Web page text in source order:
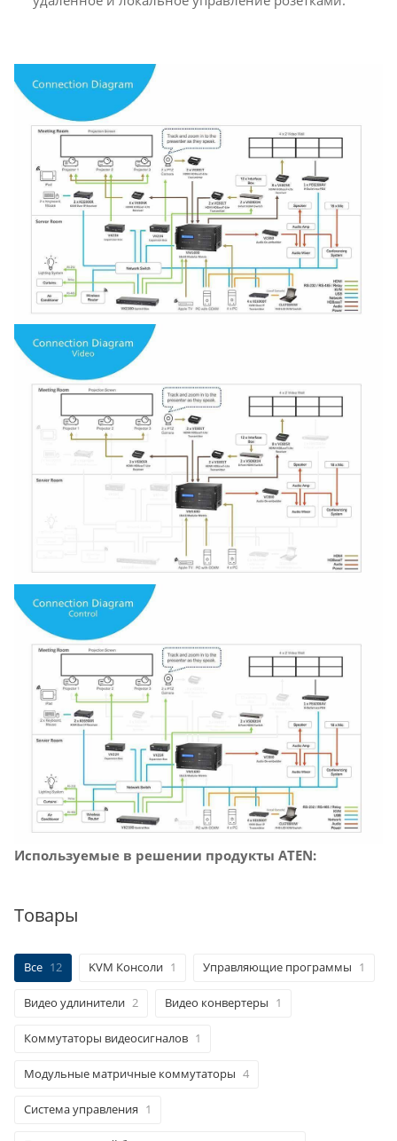
Используемые в решении продукты ATEN:
Товары
Все 12 KVM Консоли 1 Управляющие программы 1
Видео удлинители 2 Видео конвертеры 1
Коммутаторы видеосигналов 1
Модульные матричные коммутаторы 4
Система управления 1